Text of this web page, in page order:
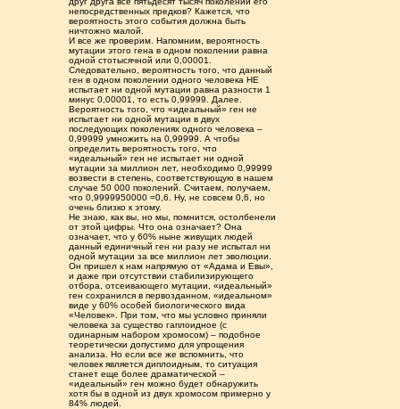
непосредственных предков? Кажется, что
вероятность этого события должна быть
ничтожно малой.
И все же проверим. Напомним, вероятность
мутации этого гена в одном поколении равна
одной стотысячной или 0,00001.
Следовательно, вероятность того, что данный
ген в одном поколении одного человека НЕ
испытает ни одной мутации равна разности 1
минус 0,00001, то есть 0,99999. Далее.
Вероятность того, что «идеальный» ген не
испытает ни одной мутации в двух
последующих поколениях одного человека –
0,99999 умножить на 0,99999. А чтобы
определить вероятность того, что
«идеальный» ген не испытает ни одной
мутации за миллион лет, необходимо 0,99999
возвести в степень, соответствующую в нашем
случае 50 000 поколений. Считаем, получаем,
что 0,9999950000 =0,6. Ну, не совсем 0,6, но
очень близко к этому.
Не знаю, как вы, но мы, помнится, остолбенели
от этой цифры. Что она означает? Она
означает, что у 60% ныне живущих людей
данный единичный ген ни разу не испытал ни
одной мутации за все миллион лет эволюции.
Он пришел к нам напрямую от «Адама и Евы»,
и даже при отсутствии стабилизирующего
отбора, отсеивающего мутации, «идеальный»
ген сохранился в первозданном, «идеальном»
виде у 60% особей биологического вида
«Человек». При том, что мы условно приняли
человека за существо гаплоидное (с
одинарным набором хромосом) – подобное
теоретически допустимо для упрощения
анализа. Но если все же вспомнить, что
человек является диплоидным, то ситуация
станет еще более драматической –
«идеальный» ген можно будет обнаружить
хотя бы в одной из двух хромосом примерно у
84% людей.